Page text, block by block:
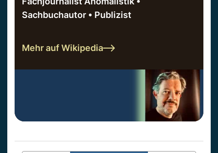
Sachbuchautor • Publizist
Mehr auf Wikipedia